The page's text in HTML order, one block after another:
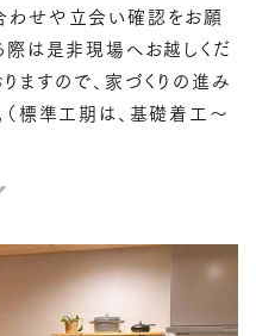
わせや立会い確認をお願
際は是非現場へお越しくだ
ますので、家づくりの進み
（標準工期は、基礎着工〜